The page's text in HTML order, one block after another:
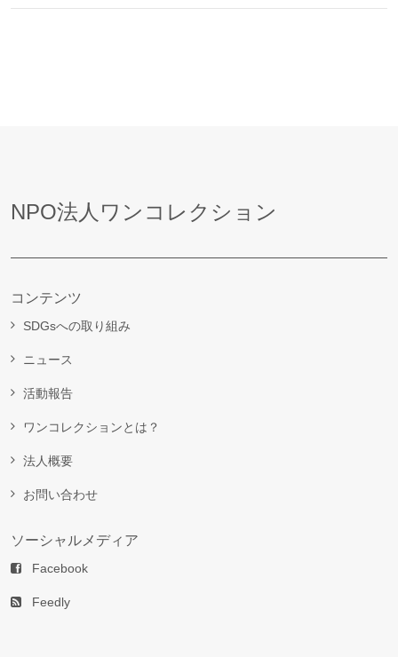
NPO法人ワンコレクション
コンテンツ
SDGsへの取り組み
ニュース
活動報告
ワンコレクションとは？
法人概要
お問い合わせ
ソーシャルメディア
Facebook
Feedly